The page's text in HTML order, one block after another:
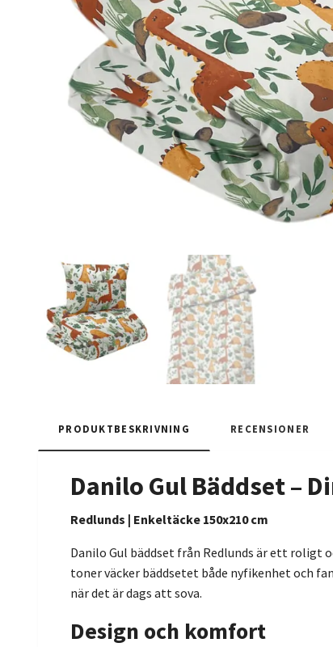
PRODUKTBESKRIVNING RECENSIONER
Danilo Gul Bäddset –
Redlunds | Enkeltäcke 150x210 cm
Danilo Gul bäddset från Redlunds är ett roligt
toner väcker bäddsetet både nyfikenhet och
när det är dags att sova.
Design och komfort